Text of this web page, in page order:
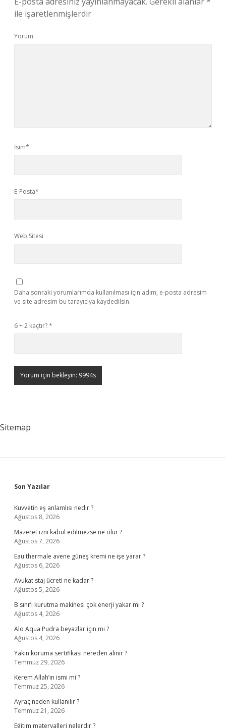
ile işaretlenmişlerdir
Yorum
İsim*
E-Posta*
Web Sitesi
Daha sonraki yorumlarımda kullanılması için adım, e-posta adresim
ve site adresim bu tarayıcıya kaydedilsin.
6 + 2 kaçtır?*
Sitemap
Sidebar
Son Yazılar
Kuvvetin eş anlamlısı nedir ?
Ağustos 8, 2026
Mazeret izni kabul edilmezse ne olur ?
Ağustos 7, 2026
Eau thermale avene güneş kremi ne işe yarar ?
Ağustos 6, 2026
Avukat staj ücreti ne kadar ?
Ağustos 5, 2026
B sınıfı kurutma makinesi çok enerji yakar mı ?
Ağustos 4, 2026
Alo Aqua Pudra beyazlar için mi ?
Ağustos 4, 2026
Yakın koruma sertifikası nereden alınır ?
Temmuz 29, 2026
Kerem Allah’ın ismi mi ?
Temmuz 25, 2026
Ayraç neden kullanılır ?
Temmuz 21, 2026
Eğitim materyalleri nelerdir ?